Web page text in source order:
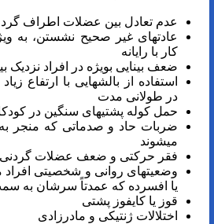
عدم تعادل بين عضلات اطراف
عادت­های غیر صحیح نشستن، به
کار با رایانه
ضعف بینایی بویژه در افراد نزدیک
استفاده از بالش­هایی با ارتفاع
در طولانی مدت
حمل کوله پشتی­های سنگین در
ضربات حاد و صدماتی که منجر
می­شوند
فقر حرکتی و ضعف عضلات گردنی
وضعیت­های روانی و شخصیتی افراد
یا افسرده که عمدتاً سرشان به
قوز یا کایفوز پشتی
اختلالات ژنتیکی و مادرزادی